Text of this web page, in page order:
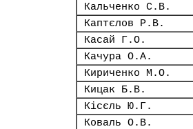
Кальченко С.В.
Каптєлов Р.В.
Касай Г.О.
Качура О.А.
Кириченко М.О.
Кицак Б.В.
Кісєль Ю.Г.
Коваль О.В.